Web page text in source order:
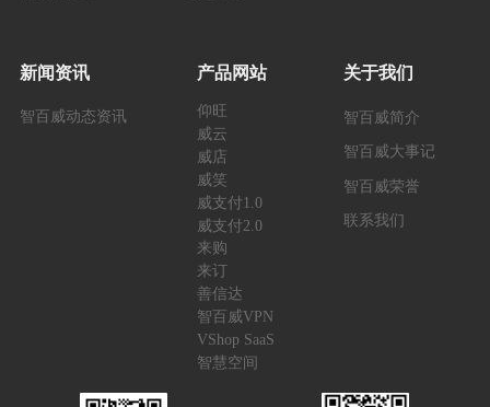
新闻资讯
智百威动态资讯
产品网站
仰旺
威云
威店
威笑
威支付1.0
威支付2.0
来购
来订
善信达
智百威VPN
VShop SaaS
智慧空间
关于我们
智百威简介
智百威大事记
智百威荣誉
联系我们